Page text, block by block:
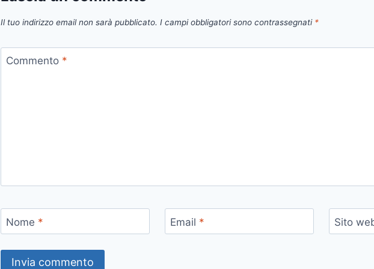
Il tuo indirizzo email non sarà pubblicato. I campi obbligatori sono contrassegnati *
Commento *
Nome * Email * Sito